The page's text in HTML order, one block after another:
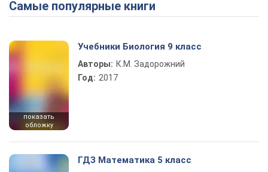
Самые популярные книги
показать
обложку
Учебники Биология 9 класс
Авторы: К.М. Задорожний
Год: 2017
ГДЗ Математика 5 класс